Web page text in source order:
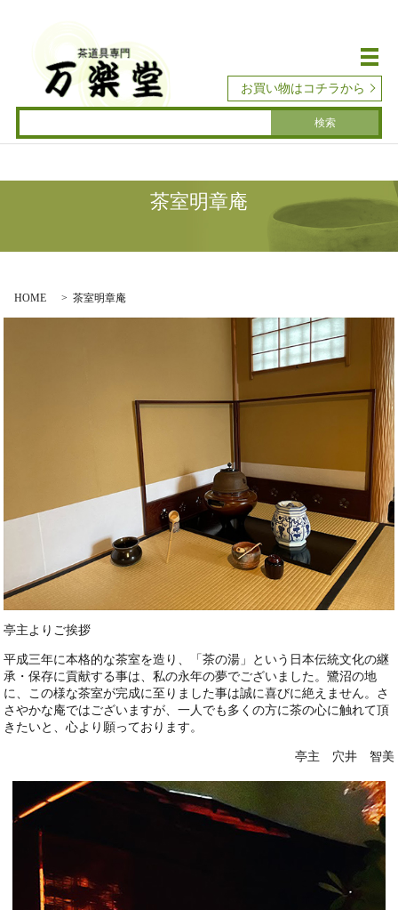
メ
お買い物はコチラから
茶室明章庵
HOME 茶室明章庵
亭主よりご挨拶
平成三年に本格的な茶室を造り、「茶の湯」という日本伝統文化の継
承・保存に貢献する事は、私の永年の夢でございました。鷺沼の地
に、この様な茶室が完成に至りました事は誠に喜びに絶えません。さ
さやかな庵ではございますが、一人でも多くの方に茶の心に触れて頂
きたいと、心より願っております。
亭主 穴井 智美